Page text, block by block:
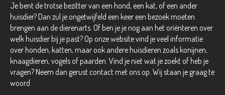
Je bent de trotse bezitter van een hond, een kat, of een ander
huisdier? Dan zul je ongetwijfeld een keer een bezoek moeten
brengen aan de dierenarts. Of ben je je nog aan het oriënteren over
welk huisdier bij je past? Op onze website vind je veel informatie
over honden, katten, maar ook andere huisdieren zoals konijnen,
knaagdieren, vogels of paarden. Vind je niet wat je zoekt of heb je
vragen? Neem dan gerust contact met ons op. Wij staan je graag te
woord